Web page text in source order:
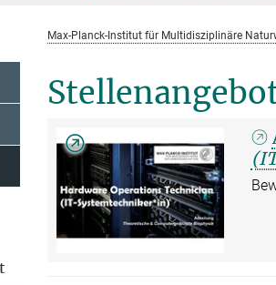
Max-Planck-Institut für Multidisziplinäre